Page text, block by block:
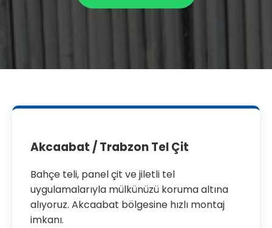
Akcaabat / Trabzon Tel Çit
Bahçe teli, panel çit ve jiletli tel
uygulamalarıyla mülkünüzü koruma altına
alıyoruz. Akcaabat bölgesine hızlı montaj
imkanı.